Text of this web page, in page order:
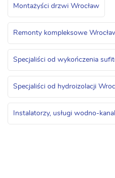
Montażyści drzwi Wrocław
Remonty kompleksowe
Specjaliści od wykończenia
Specjaliści od hydroizolacji
Instalatorzy, usługi wodno-